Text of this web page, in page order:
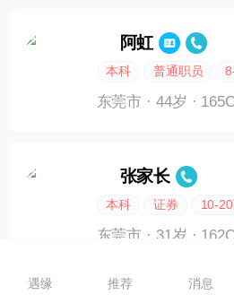
阿虹
本科 普通职员
东莞市 · 44岁 ·
张家长
本科 证券 10-
东莞市 · 31岁 ·
遇缘 推荐 消息